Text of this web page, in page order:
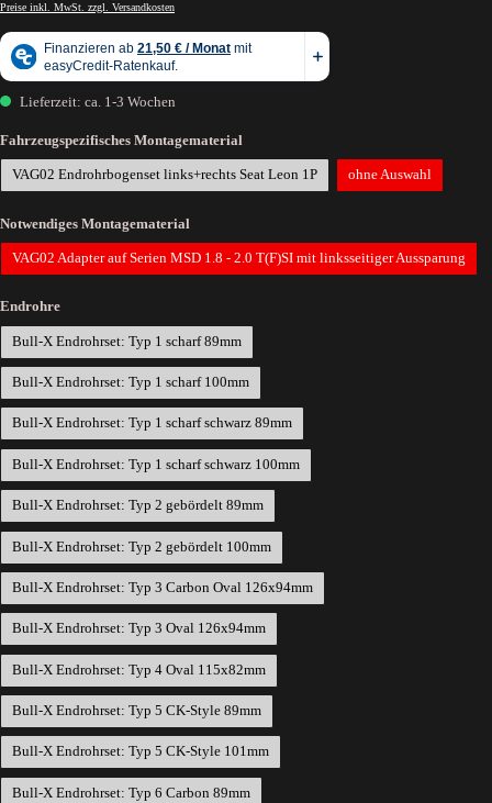
Preise inkl. MwSt. zzgl. Versandkosten
Lieferzeit: ca. 1-3 Wochen
Fahrzeugspezifisches Montagematerial
VAG02 Endrohrbogenset links+rechts Seat Leon 1P ohne Auswahl
Notwendiges Montagematerial
VAG02 Adapter auf Serien MSD 1.8 - 2.0 T(F)SI mit linksseitiger Aussparung
Endrohre
Bull-X Endrohrset: Typ 1 scharf 89mm
Bull-X Endrohrset: Typ 1 scharf 100mm
Bull-X Endrohrset: Typ 1 scharf schwarz 89mm
Bull-X Endrohrset: Typ 1 scharf schwarz 100mm
Bull-X Endrohrset: Typ 2 gebördelt 89mm
Bull-X Endrohrset: Typ 2 gebördelt 100mm
Bull-X Endrohrset: Typ 3 Carbon Oval 126x94mm
Bull-X Endrohrset: Typ 3 Oval 126x94mm
Bull-X Endrohrset: Typ 4 Oval 115x82mm
Bull-X Endrohrset: Typ 5 CK-Style 89mm
Bull-X Endrohrset: Typ 5 CK-Style 101mm
Bull-X Endrohrset: Typ 6 Carbon 89mm